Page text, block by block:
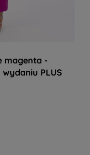
magenta -
PLUS